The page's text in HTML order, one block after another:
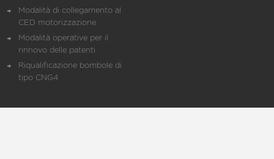
Modalità di collegamento al
CED motorizzazione
Modalità operative per il
rinnovo delle patenti
Riqualificazione bombole di
tipo CNG4